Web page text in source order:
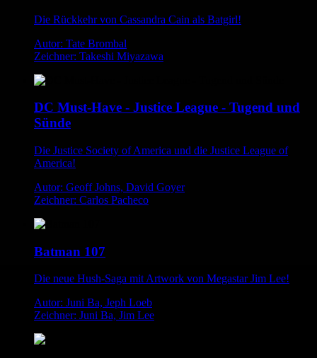
Die Rückkehr von Cassandra Cain als Batgirl!
Autor: Tate Brombal
Zeichner: Takeshi Miyazawa
DC Must-Have - Justice League - Tugend und
Sünde
Die Justice Society of America und die Justice League of
America!
Autor: Geoff Johns, David Goyer
Zeichner: Carlos Pacheco
Batman 107
Die neue Hush-Saga mit Artwork von Megastar Jim Lee!
Autor: Juni Ba, Jeph Loeb
Zeichner: Juni Ba, Jim Lee